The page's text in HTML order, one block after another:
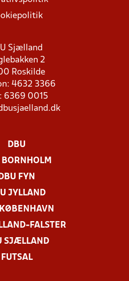
Sjælland
2
Roskilde
4632 3366
6369 0015
DBU
BORNHOLM
DBU FYN
JYLLAND
FALSTER
SJÆLLAND
FUTSAL